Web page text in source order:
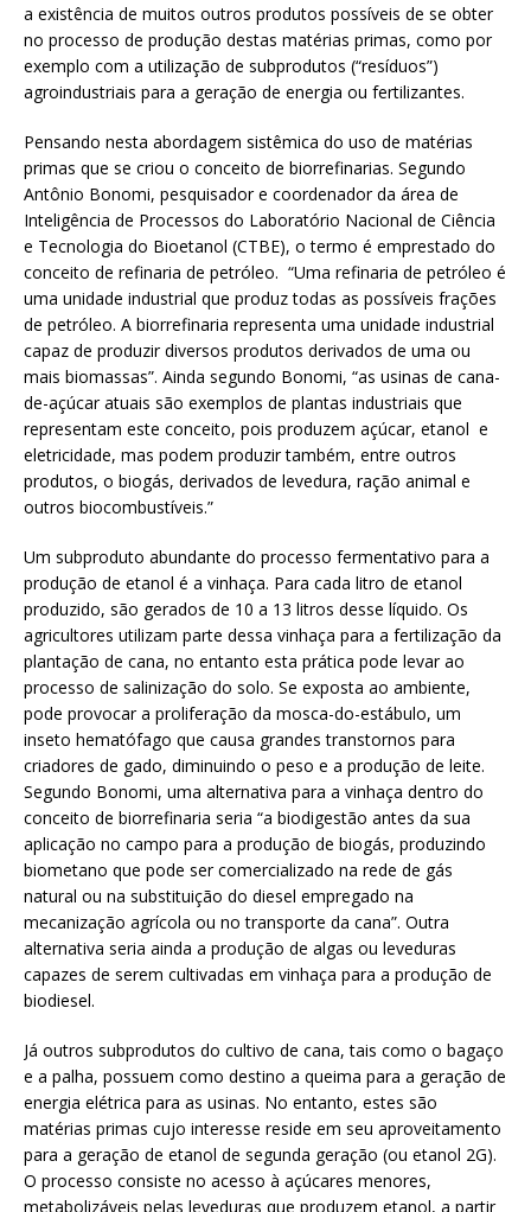
a existência de muitos outros produtos possíveis de se obter
no processo de produção destas matérias primas, como por
exemplo com a utilização de subprodutos (“resíduos”)
agroindustriais para a geração de energia ou fertilizantes.
Pensando nesta abordagem sistêmica do uso de matérias
primas que se criou o conceito de biorrefinarias. Segundo
Antônio Bonomi, pesquisador e coordenador da área de
Inteligência de Processos do Laboratório Nacional de Ciência
e Tecnologia do Bioetanol (CTBE), o termo é emprestado do
conceito de refinaria de petróleo. “Uma refinaria de petróleo é
uma unidade industrial que produz todas as possíveis frações
de petróleo. A biorrefinaria representa uma unidade industrial
capaz de produzir diversos produtos derivados de uma ou
mais biomassas”. Ainda segundo Bonomi, “as usinas de cana-
de-açúcar atuais são exemplos de plantas industriais que
representam este conceito, pois produzem açúcar, etanol e
eletricidade, mas podem produzir também, entre outros
produtos, o biogás, derivados de levedura, ração animal e
outros biocombustíveis.”
Um subproduto abundante do processo fermentativo para a
produção de etanol é a vinhaça. Para cada litro de etanol
produzido, são gerados de 10 a 13 litros desse líquido. Os
agricultores utilizam parte dessa vinhaça para a fertilização da
plantação de cana, no entanto esta prática pode levar ao
processo de salinização do solo. Se exposta ao ambiente,
pode provocar a proliferação da mosca-do-estábulo, um
inseto hematófago que causa grandes transtornos para
criadores de gado, diminuindo o peso e a produção de leite.
Segundo Bonomi, uma alternativa para a vinhaça dentro do
conceito de biorrefinaria seria “a biodigestão antes da sua
aplicação no campo para a produção de biogás, produzindo
biometano que pode ser comercializado na rede de gás
natural ou na substituição do diesel empregado na
mecanização agrícola ou no transporte da cana”. Outra
alternativa seria ainda a produção de algas ou leveduras
capazes de serem cultivadas em vinhaça para a produção de
biodiesel.
Já outros subprodutos do cultivo de cana, tais como o bagaço
e a palha, possuem como destino a queima para a geração de
energia elétrica para as usinas. No entanto, estes são
matérias primas cujo interesse reside em seu aproveitamento
para a geração de etanol de segunda geração (ou etanol 2G).
O processo consiste no acesso à açúcares menores,
metabolizáveis pelas leveduras que produzem etanol, a partir